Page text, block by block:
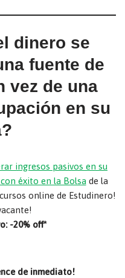
dinero se
fuente de
vez de una
en su
ingresos pasivos en su
éxito en la Bolsa de la
online de Estudinero!
-20% off*
de inmediato!